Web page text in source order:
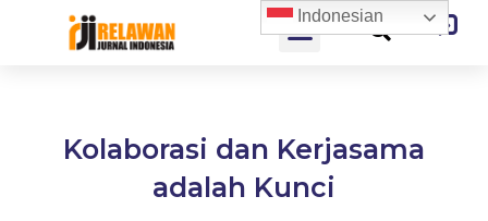
Kolaborasi dan Kerjasama
adalah Kunci
Indonesian